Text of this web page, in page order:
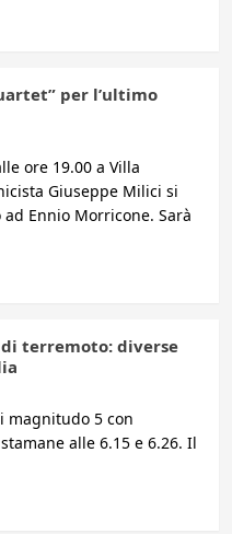
per l’ultimo
ore 19.00 a Villa
Giuseppe Milici si
Ennio Morricone. Sarà
di terremoto: diverse
magnitudo 5 con
alle 6.15 e 6.26. Il